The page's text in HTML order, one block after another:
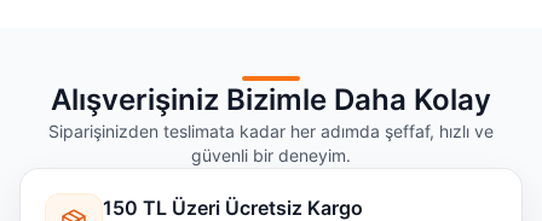
Alışverişiniz Bizimle Daha Kolay
Siparişinizden teslimata kadar her adımda şeffaf, hızlı ve
güvenli bir deneyim.
150 TL Üzeri Ücretsiz Kargo